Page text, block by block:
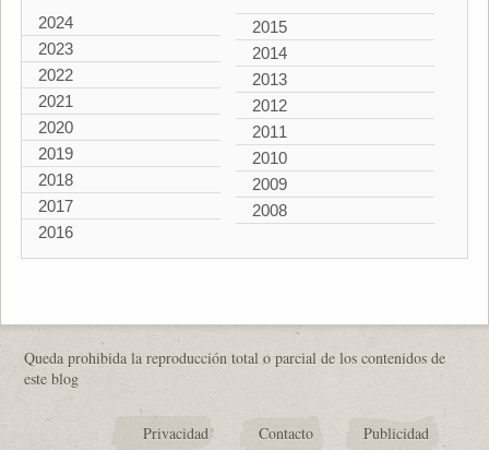
2024
2023
2022
2021
2020
2019
2018
2017
2016
2015
2014
2013
2012
2011
2010
2009
2008
Queda prohibida la reproducción total o parcial de los contenidos de
este blog
Privacidad Contacto Publicidad